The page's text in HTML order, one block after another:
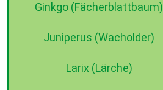
Ginkgo (Fächerblattbaum)
Juniperus (Wacholder)
Larix (Lärche)